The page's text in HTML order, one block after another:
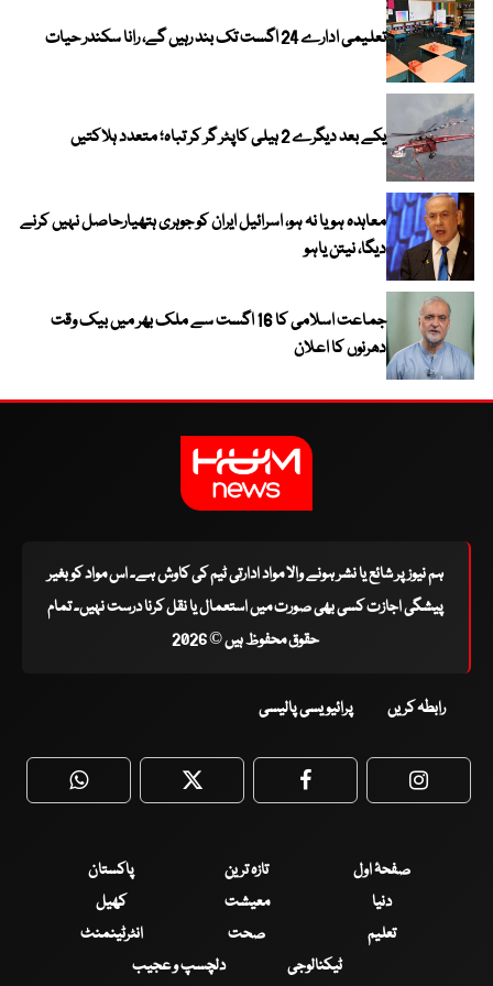
تعلیمی ادارے 24 اگست تک بند رہیں گے، رانا سکندر حیات
یکے بعد دیگرے 2 ہیلی کاپٹر گر کر تباہ؛ متعدد ہلاکتیں
معاہدہ ہو یا نہ ہو، اسرائیل ایران کو جوہری ہتھیارحاصل نہیں کرنے
دیگا، نیتن یاہو
جماعت اسلامی کا 16 اگست سے ملک بھر میں بیک وقت
دھرنوں کا اعلان
ہم نیوز پر شائع یا نشر ہونے والا مواد ادارتی ٹیم کی کاوش ہے۔ اس مواد کو بغیر
پیشگی اجازت کسی بھی صورت میں استعمال یا نقل کرنا درست نہیں۔ تمام
حقوق محفوظ ہیں © 2026
رابطہ کریں پرائیویسی پالیسی
WhatsApp Twitter Facebook
صفحۂ اول تازہ ترین
پاکستان
دنیا
معیشت
کھیل
تعلیم
صحت
انٹرٹینمنٹ
ٹیکنالوجی
دلچسپ و عجیب